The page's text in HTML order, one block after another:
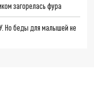
загорелась фура
Но беды для малышей не